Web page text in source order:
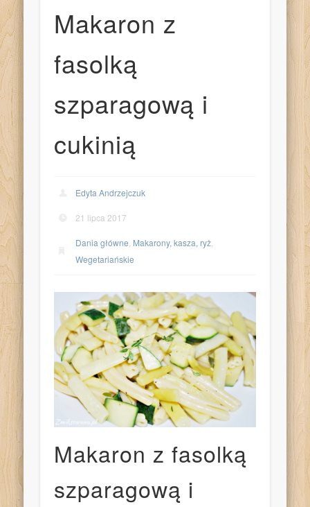
Makaron z
fasolką
szparagową i
cukinią
Edyta Andrzejczuk
21 lipca 2017
Dania główne Makarony, kasza, ryż
Wegetariańskie
Makaron z fasolką
szparagową i